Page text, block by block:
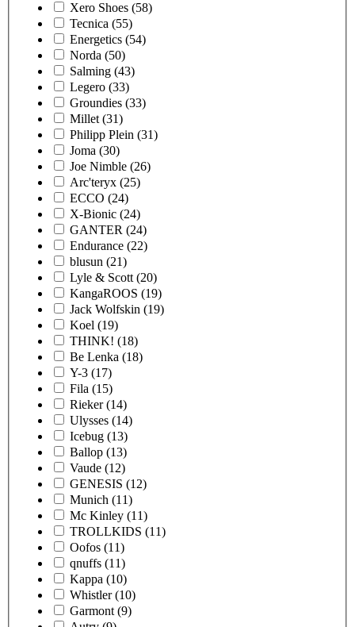
Xero Shoes (58)
Tecnica (55)
Energetics (54)
Norda (50)
Salming (43)
Legero (33)
Groundies (33)
Millet (31)
Philipp Plein (31)
Joma (30)
Joe Nimble (26)
Arc'teryx (25)
ECCO (24)
X-Bionic (24)
GANTER (24)
Endurance (22)
blusun (21)
Lyle & Scott (20)
KangaROOS (19)
Jack Wolfskin (19)
Koel (19)
THINK! (18)
Be Lenka (18)
Y-3 (17)
Fila (15)
Rieker (14)
Ulysses (14)
Icebug (13)
Ballop (13)
Vaude (12)
GENESIS (12)
Munich (11)
Mc Kinley (11)
TROLLKIDS (11)
Oofos (11)
qnuffs (11)
Kappa (10)
Whistler (10)
Garmont (9)